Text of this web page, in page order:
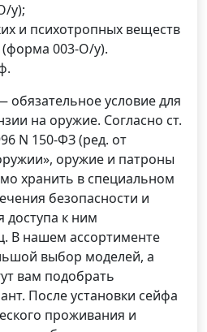
у);
и психотропных веществ
(форма 003-О/у).
условие для
на оружие. Согласно ст.
N 150-ФЗ (ред. от
оружие и патроны
хранить в специальном
безопасности и
доступа к ним
В нашем ассортименте
выбор моделей, а
вам подобрать
После установки сейфа
проживания и